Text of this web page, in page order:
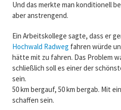
Und das merkte man konditionell
aber anstrengend.
Ein Arbeitskollege sagte, dass er
Hochwald Radweg fahren würde
hätte mit zu fahren. Das Problem
schließlich soll es einer der
sein.
50 km bergauf, 50 km bergab. Mit
schaffen sein.